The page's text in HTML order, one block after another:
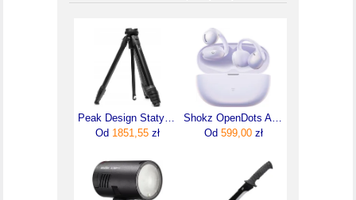
Peak Design Statyw Travel Tripod Aluminiowy 39,1Cm
Od 1851,55 zł
Shokz OpenDots Air Clip Fioletowy (E210STPR)
Od 599,00zł